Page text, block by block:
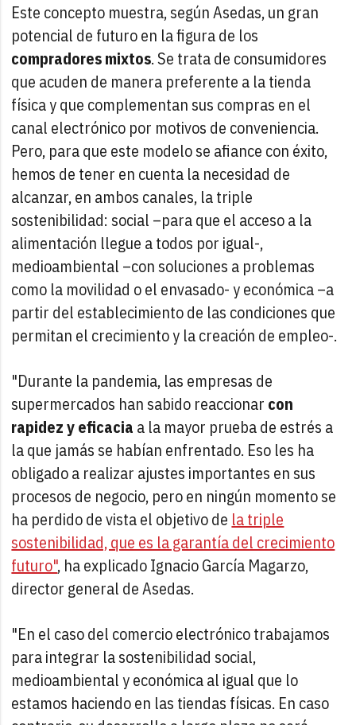
Este concepto muestra, según Asedas, un gran
potencial de futuro en la figura de los
compradores mixtos. Se trata de consumidores
que acuden de manera preferente a la tienda
física y que complementan sus compras en el
canal electrónico por motivos de conveniencia.
Pero, para que este modelo se afiance con éxito,
hemos de tener en cuenta la necesidad de
alcanzar, en ambos canales, la triple
sostenibilidad: social –para que el acceso a la
alimentación llegue a todos por igual-,
medioambiental –con soluciones a problemas
como la movilidad o el envasado- y económica –a
partir del establecimiento de las condiciones que
permitan el crecimiento y la creación de empleo-.
"Durante la pandemia, las empresas de
supermercados han sabido reaccionar con
rapidez y eficacia a la mayor prueba de estrés a
la que jamás se habían enfrentado. Eso les ha
obligado a realizar ajustes importantes en sus
procesos de negocio, pero en ningún momento se
ha perdido de vista el objetivo de la triple
sostenibilidad, que es la garantía del crecimiento
futuro", ha explicado Ignacio García Magarzo,
director general de Asedas.
"En el caso del comercio electrónico trabajamos
para integrar la sostenibilidad social,
medioambiental y económica al igual que lo
estamos haciendo en las tiendas físicas. En caso